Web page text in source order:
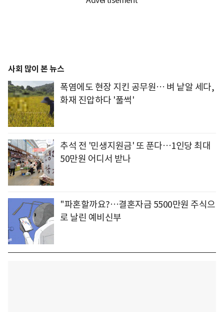
사회 많이 본 뉴스
폭염에도 현장 지킨 공무원… 벼 낱알 세다,
화재 진압하다 '풀썩'
추석 전 '민생지원금' 또 푼다…1인당 최대
50만원 어디서 받나
"파혼할까요?…결혼자금 5500만원 주식으
로 날린 예비신부